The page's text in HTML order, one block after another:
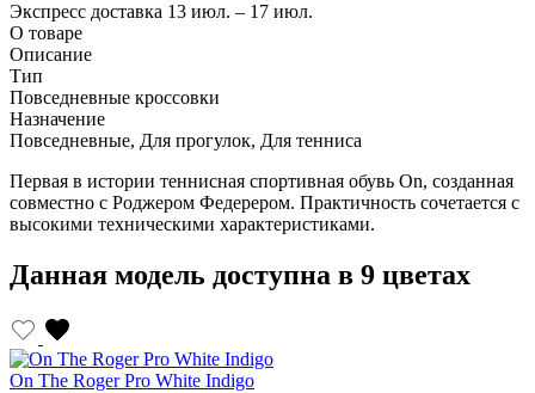
Экспресс доставка 13 июл. – 17 июл.
О товаре
Описание
Тип
Повседневные кроссовки
Назначение
Повседневные, Для прогулок, Для тенниса
Первая в истории теннисная спортивная обувь On, созданная
совместно с Роджером Федерером. Практичность сочетается с
высокими техническими характеристиками.
Данная модель доступна в 9 цветах
On The Roger Pro White Indigo